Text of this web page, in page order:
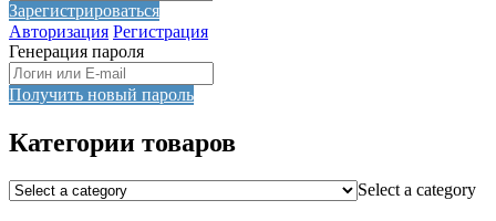
Зарегистрироваться
Авторизация Регистрация
Генерация пароля
Получить новый пароль
Категории товаров
Select a category